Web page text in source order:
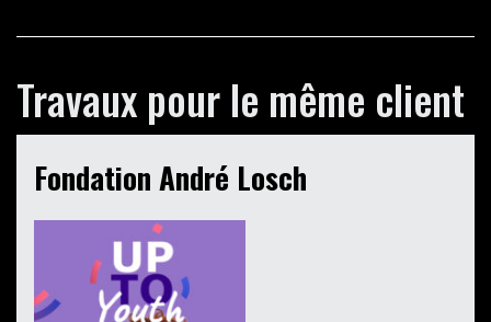
Travaux pour le même client
Fondation André Losch